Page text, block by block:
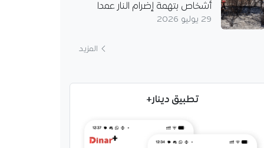
أشخاص بتهمة إضرام النار عمدا
29 يوليو 2026
المزيد
تطبيق دينار+